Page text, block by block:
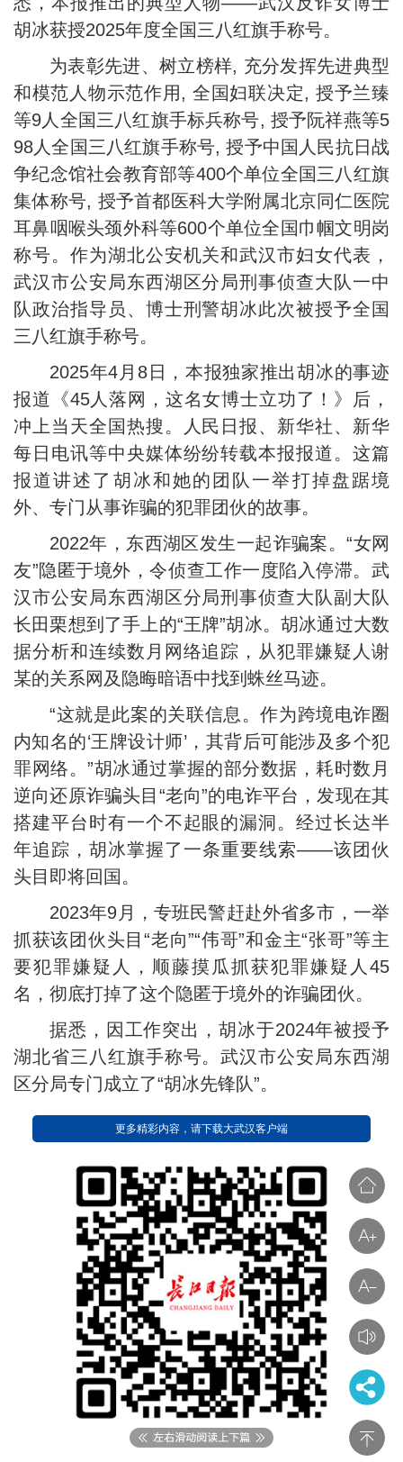
胡冰获授2025年度全国三八红旗手称号。
为表彰先进、树立榜样, 充分发挥先进典型
和模范人物示范作用, 全国妇联决定, 授予兰臻
等9人全国三八红旗手标兵称号, 授予阮祥燕等5
98人全国三八红旗手称号, 授予中国人民抗日战
争纪念馆社会教育部等400个单位全国三八红旗
集体称号, 授予首都医科大学附属北京同仁医院
耳鼻咽喉头颈外科等600个单位全国巾帼文明岗
称号。作为湖北公安机关和武汉市妇女代表，
武汉市公安局东西湖区分局刑事侦查大队一中
队政治指导员、博士刑警胡冰此次被授予全国
三八红旗手称号。
2025年4月8日，本报独家推出胡冰的事迹
报道《45人落网，这名女博士立功了！》后，
冲上当天全国热搜。人民日报、新华社、新华
每日电讯等中央媒体纷纷转载本报报道。这篇
报道讲述了胡冰和她的团队一举打掉盘踞境
外、专门从事诈骗的犯罪团伙的故事。
2022年，东西湖区发生一起诈骗案。“女网
友”隐匿于境外，令侦查工作一度陷入停滞。武
汉市公安局东西湖区分局刑事侦查大队副大队
长田栗想到了手上的“王牌”胡冰。胡冰通过大数
据分析和连续数月网络追踪，从犯罪嫌疑人谢
某的关系网及隐晦暗语中找到蛛丝马迹。
“这就是此案的关联信息。作为跨境电诈圈
内知名的‘王牌设计师’，其背后可能涉及多个犯
罪网络。”胡冰通过掌握的部分数据，耗时数月
逆向还原诈骗头目“老向”的电诈平台，发现在其
搭建平台时有一个不起眼的漏洞。经过长达半
年追踪，胡冰掌握了一条重要线索——该团伙
头目即将回国。
2023年9月，专班民警赶赴外省多市，一举
抓获该团伙头目“老向”“伟哥”和金主“张哥”等主
要犯罪嫌疑人，顺藤摸瓜抓获犯罪嫌疑人45
名，彻底打掉了这个隐匿于境外的诈骗团伙。
据悉，因工作突出，胡冰于2024年被授予
湖北省三八红旗手称号。武汉市公安局东西湖
区分局专门成立了“胡冰先锋队”。
更多精彩内容，请下载大武汉客户端